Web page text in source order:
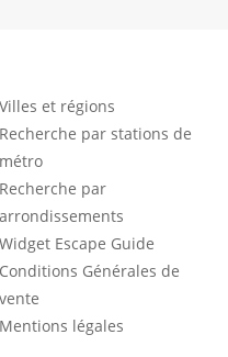
Villes et régions
Recherche par stations de
métro
Recherche par
arrondissements
Widget Escape Guide
Conditions Générales de
vente
Mentions légales